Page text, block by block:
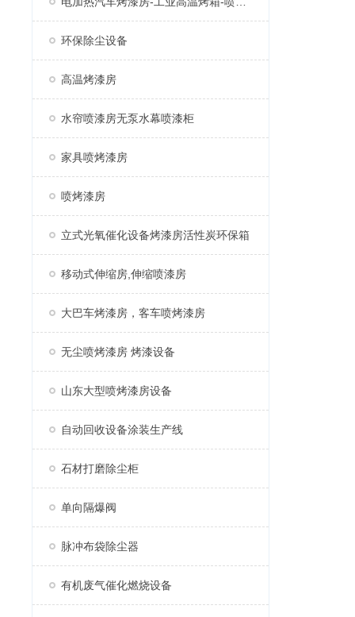
环保除尘设备
高温烤漆房
水帘喷漆房无泵水幕喷漆柜
家具喷烤漆房
喷烤漆房
立式光氧催化设备烤漆房活性炭环保箱
移动式伸缩房,伸缩喷漆房
大巴车烤漆房，客车喷烤漆房
无尘喷烤漆房 烤漆设备
山东大型喷烤漆房设备
自动回收设备涂装生产线
石材打磨除尘柜
单向隔爆阀
脉冲布袋除尘器
有机废气催化燃烧设备